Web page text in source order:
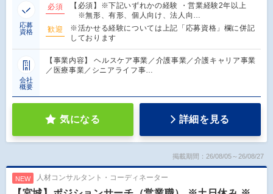
応募
資格
必須
【必須】※下記いずれかの経験 ・営業経験2年以上
※無形、有形、個人向け、法人向…
歓迎
※活かせる経験については上記「応募資格」欄に併記
しております
会社
概要
【事業内容】 ヘルスケア事業／介護事業／介護キャリア事業
／医療事業／シニアライフ事…
気になる 詳細を見る
掲載期間：26/08/05～26/08/27
NEW 人材コンサルタント・コーディネーター